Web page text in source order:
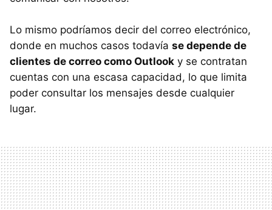
Lo mismo podríamos decir del correo electrónico,
donde en muchos casos todavía se depende de
clientes de correo como Outlook y se contratan
cuentas con una escasa capacidad, lo que limita
poder consultar los mensajes desde cualquier
lugar.